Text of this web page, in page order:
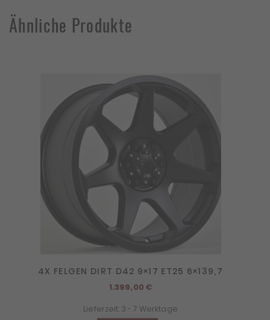
Ähnliche Produkte
4X FELGEN DIRT D42 9×17 ET25 6×139,7
1.399,00€
Lieferzeit: 3 - 7 Werktage